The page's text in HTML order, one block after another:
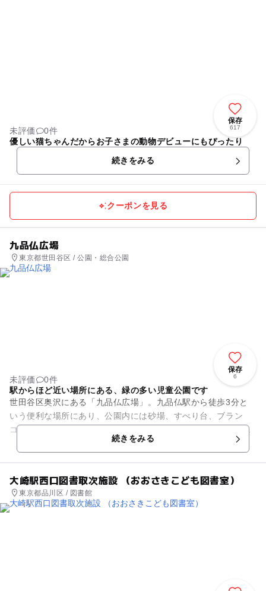
保存
617
未評価
0件
優しい猫ちゃんだからお子さまの動物デビューにもぴったり
続きをみる
クーポンを見る
九品仏広場
東京都世田谷区 / 公園・総合公園
保存
6
未評価
0件
駅からほど近い場所にある、緑の多い児童公園です
世田谷区奥沢にある「九品仏広場」。九品仏駅から徒歩3分と
いう便利な場所にあり、公園内には砂場、すべり台、ブラン
コ、鉄棒の遊具があります。敷地を植栽に囲まれていますが、
道路より一段高くなっている部...
続きをみる
大崎駅西口図書取次施設 （おおさきこども図書室）
東京都品川区 / 図書館